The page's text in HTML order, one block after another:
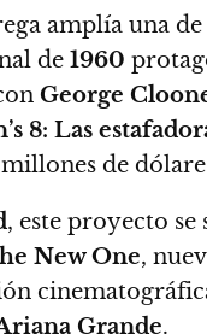
amplía una
de 1960
George
8: Las
millones de
, este proyecto
New One,
Grande.